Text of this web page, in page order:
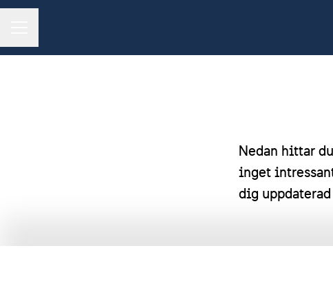
Nedan hittar
inget
dig